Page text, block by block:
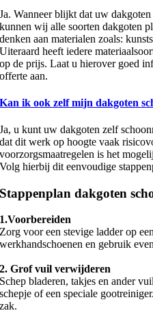
Ja. Wanneer blijkt dat uw
kunnen wij alle soorten dakgoten
denken aan materialen zoals:
Uiteraard heeft iedere
op de prijs. Laat u hierover goed
offerte aan.
Kan ik ook zelf mijn dakgoten
Ja, u kunt uw dakgoten zelf
dat dit werk op hoogte vaak
voorzorgsmaatregelen is het
Volg hierbij dit eenvoudige
Stappenplan dakgoten
1.Voorbereiden
Zorg voor een stevige ladder op
werkhandschoenen en gebruik
2. Grof vuil verwijderen
Schep bladeren, takjes en ander
schepje of een speciale
zak.